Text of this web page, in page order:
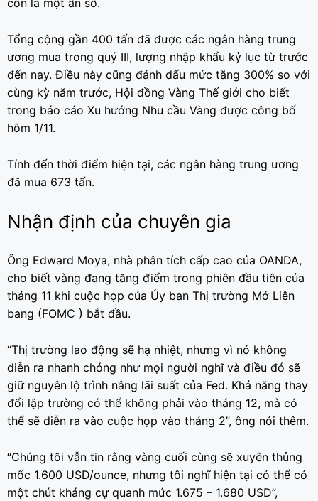
còn là một ẩn số.
Tổng cộng gần 400 tấn đã được các ngân hàng trung
ương mua trong quý III, lượng nhập khẩu kỷ lục từ trước
đến nay. Điều này cũng đánh dấu mức tăng 300% so với
cùng kỳ năm trước, Hội đồng Vàng Thế giới cho biết
trong báo cáo Xu hướng Nhu cầu Vàng được công bố
hôm 1/11.
Tính đến thời điểm hiện tại, các ngân hàng trung ương
đã mua 673 tấn.
Nhận định của chuyên gia
Ông Edward Moya, nhà phân tích cấp cao của OANDA,
cho biết vàng đang tăng điểm trong phiên đầu tiên của
tháng 11 khi cuộc họp của Ủy ban Thị trường Mở Liên
bang (FOMC ) bắt đầu.
“Thị trường lao động sẽ hạ nhiệt, nhưng vì nó không
diễn ra nhanh chóng như mọi người nghĩ và điều đó sẽ
giữ nguyên lộ trình nâng lãi suất của Fed. Khả năng thay
đổi lập trường có thể không phải vào tháng 12, mà có
thể sẽ diễn ra vào cuộc họp vào tháng 2”, ông nói thêm.
“Chúng tôi vẫn tin rằng vàng cuối cùng sẽ xuyên thủng
mốc 1.600 USD/ounce, nhưng tôi nghĩ hiện tại có thể có
một chút kháng cự quanh mức 1.675 – 1.680 USD”,